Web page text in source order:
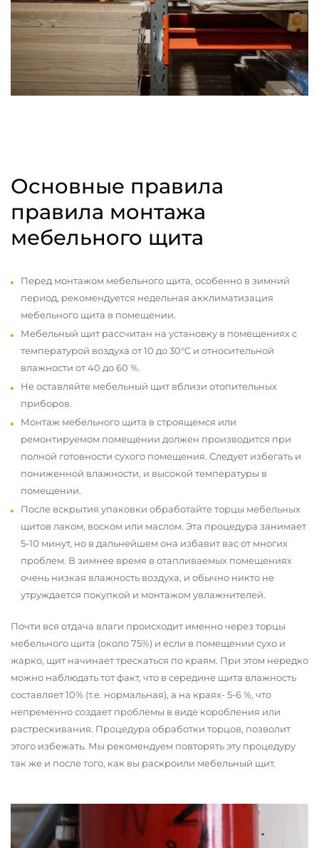
Основные правила
правила монтажа
мебельного щита
Перед монтажом мебельного щита, особенно в зимний
период, рекомендуется недельная акклиматизация
мебельного щита в помещении.
Мебельный щит рассчитан на установку в помещениях с
температурой воздуха от 10 до 30°С и относительной
влажности от 40 до 60 %.
Не оставляйте мебельный щит вблизи отопительных
приборов.
Монтаж мебельного щита в строящемся или
ремонтируемом помещении должен производится при
полной готовности сухого помещения. Следует избегать и
пониженной влажности, и высокой температуры в
помещении.
После вскрытия упаковки обработайте торцы мебельных
щитов лаком, воском или маслом. Эта процедура занимает
5-10 минут, но в дальнейшем она избавит вас от многих
проблем. В зимнее время в отапливаемых помещениях
очень низкая влажность воздуха, и обычно никто не
утруждается покупкой и монтажом увлажнителей.
Почти вся отдача влаги происходит именно через торцы
мебельного щита (около 75%) и если в помещении сухо и
жарко, щит начинает трескаться по краям. При этом нередко
можно наблюдать тот факт, что в середине щита влажность
составляет 10% (т.е. нормальная), а на краях- 5-6 %, что
непременно создает проблемы в виде коробления или
растрескивания. Процедура обработки торцов, позволит
этого избежать. Мы рекомендуем повторять эту процедуру
так же и после того, как вы раскроили мебельный щит.